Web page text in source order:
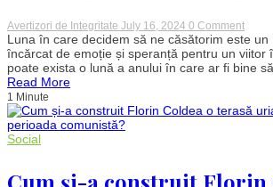
Avertizori de Integritate July 16, 2024 0 Commenton
Luna
în
nu
să
vrei
Luna în care decidem să ne căsătorim este
încărcat de emoție și speranță pentru un viitor
poate exista o lună a anului în care ar fi bine
Read More
1 Minute
Social